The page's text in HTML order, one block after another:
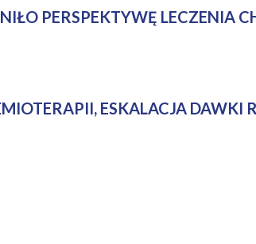
PERSPEKTYWĘ LECZENIA
ESKALACJA